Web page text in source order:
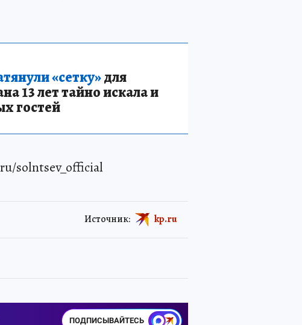
«сетку»для
13 лет тайно искала и
гостей
solntsev_official
Источник: kp.ru
ПОДПИСЫВАЙТЕСЬ